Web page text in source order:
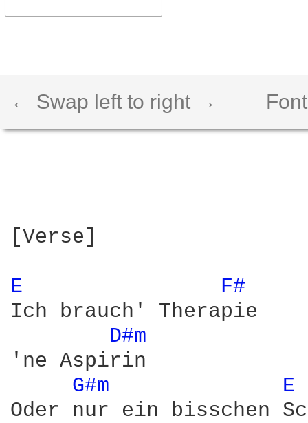
← Swap left to right →
[Verse]
E
F#
Ich brauch' Therapie
D#m
'ne Aspirin
G#m
E
Oder nur ein bisschen